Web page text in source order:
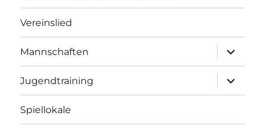
Vereinslied
Mannschaften
öffnen
Jugendtraining
öffnen
Spiellokale